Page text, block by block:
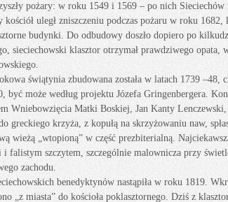
pożary: w roku 1549 i 1569 – po nich Sieciechów
kościół uległ zniszczeniu podczas pożaru w roku
budynki. Do odbudowy doszło dopiero po
sieciechowski klasztor otrzymał prawdziwego opata,
świątynia zbudowana została w latach 1739 –48,
być może według projektu Józefa Gringenbergera.
Wniebowzięcia Matki Boskiej, Jan Kanty
greckiego krzyża, z kopułą na skrzyżowaniu naw,
wieżą „wtopioną” w część prezbiterialną.
i falistym szczytem, szczególnie malownicza przy
zachodu.
benedyktynów nastąpiła w roku 1819.
„z miasta” do kościoła poklasztornego. Dziś z